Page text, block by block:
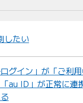
したい
グイン」が「ご利
au ID」が正常に連